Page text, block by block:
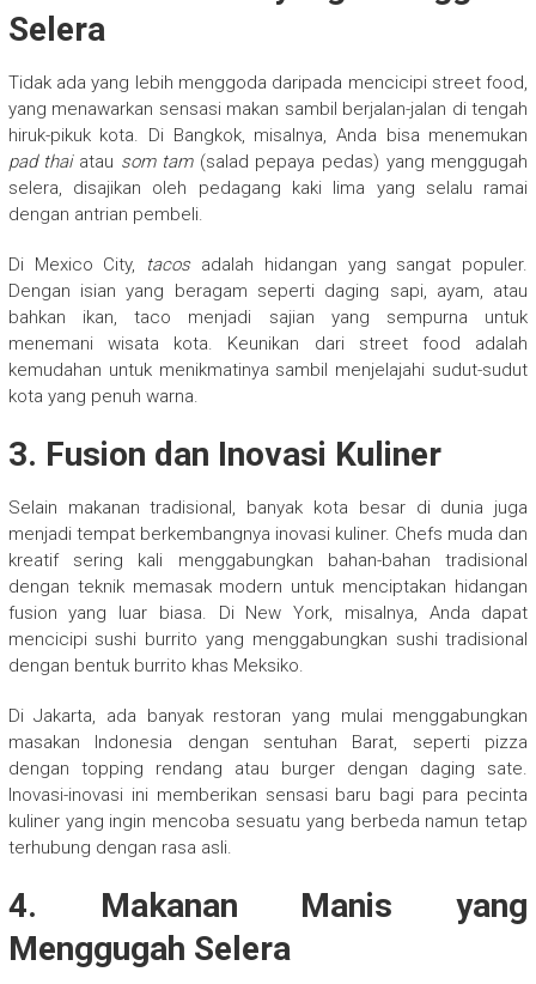
Selera
Tidak ada yang lebih menggoda daripada mencicipi street food,
yang menawarkan sensasi makan sambil berjalan-jalan di tengah
hiruk-pikuk kota. Di Bangkok, misalnya, Anda bisa menemukan
pad thaiatau som tam(salad pepaya pedas) yang menggugah
selera, disajikan oleh pedagang kaki lima yang selalu ramai
dengan antrian pembeli.
Di Mexico City, tacosadalah hidangan yang sangat populer.
Dengan isian yang beragam seperti daging sapi, ayam, atau
bahkan ikan, taco menjadi sajian yang sempurna untuk
menemani wisata kota. Keunikan dari street food adalah
kemudahan untuk menikmatinya sambil menjelajahi sudut-sudut
kota yang penuh warna.
3. Fusion dan Inovasi Kuliner
Selain makanan tradisional, banyak kota besar di dunia juga
menjadi tempat berkembangnya inovasi kuliner. Chefs muda dan
kreatif sering kali menggabungkan bahan-bahan tradisional
dengan teknik memasak modern untuk menciptakan hidangan
fusion yang luar biasa. Di New York, misalnya, Anda dapat
mencicipi sushi burrito yang menggabungkan sushi tradisional
dengan bentuk burrito khas Meksiko.
Di Jakarta, ada banyak restoran yang mulai menggabungkan
masakan Indonesia dengan sentuhan Barat, seperti pizza
dengan topping rendang atau burger dengan daging sate.
Inovasi-inovasi ini memberikan sensasi baru bagi para pecinta
kuliner yang ingin mencoba sesuatu yang berbeda namun tetap
terhubung dengan rasa asli.
4. Makanan Manis yang
Menggugah Selera